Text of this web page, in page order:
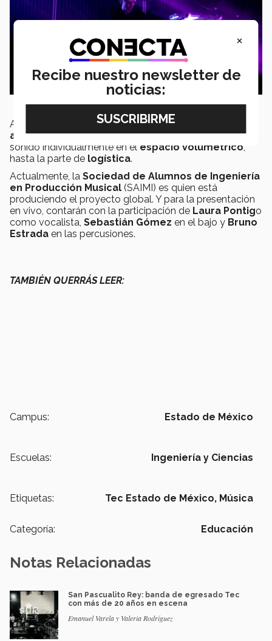
Ambos estudiantes han estado inmersos en cada
aspecto del proyecto, desde la colocación de cada
sonido individualmente en el espacio volumétrico,
hasta la parte de logística.
Actualmente, la Sociedad de Alumnos de Ingeniería
en Producción Musical (SAIMI) es quien está
produciendo el proyecto global. Y para la presentación
en vivo, contarán con la participación de Laura Pontigo
como vocalista, Sebastián Gómez en el bajo y Bruno
Estrada en las percusiones.
TAMBIÉN QUERRÁS LEER:
Campus: Estado de México
Escuelas: Ingeniería y Ciencias
Etiquetas: Tec Estado de México, Música
Categoría: Educación
Notas Relacionadas
San Pascualito Rey: banda de egresado Tec
con más de 20 años en escena
Emanuel Varela y Valeria Rodríguez
×
Recibe nuestro newsletter de
noticias: